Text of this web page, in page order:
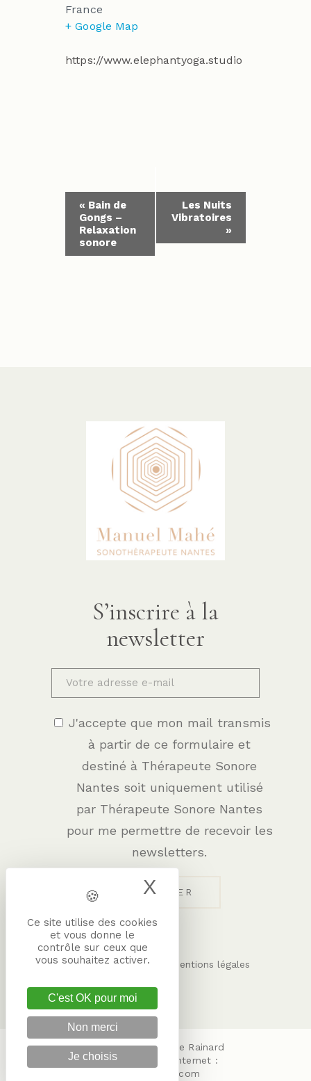
France
+ Google Map
https://www.elephantyoga.studio
N
v
t
« Bain de
Gongs –
Relaxation
sonore
Les Nuits
Vibratoires
»
S’inscrire à la
newsletter
J'accepte que mon mail transmis
à partir de ce formulaire et
destiné à Thérapeute Sonore
Nantes soit uniquement utilisé
par Thérapeute Sonore Nantes
pour me permettre de recevoir les
newsletters.
Gestion des cookies Mentions légales
Conception :Sabine Rainard
Création du site internet :
evolutiveWeb.com
Ce site utilise des cookies
et vous donne le
contrôle sur ceux que
vous souhaitez activer.
C'est OK pour moi
Non merci
Je choisis
X Masquer le